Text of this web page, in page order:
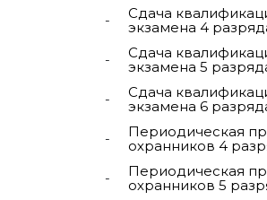
Сдача
экзамена 4
Сдача
экзамена 5
Сдача
экзамена 6
Периодическая
охранников 4
Периодическая
охранников 5